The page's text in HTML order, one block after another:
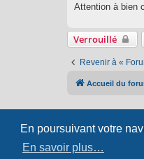
En poursuivant votre
En savoir plus…
Attention à bien
Verrouillé
Revenir à «
Accueil du